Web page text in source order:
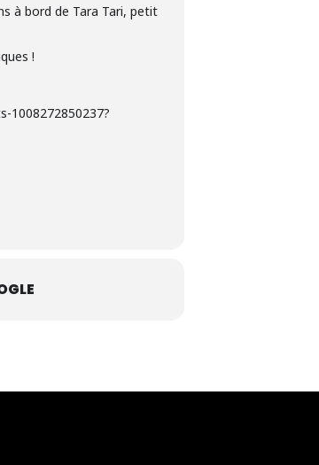
à bord de Tara Tari, petit
!
1008272850237?